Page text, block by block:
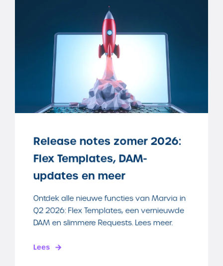
Release notes zomer 2026:
Flex Templates, DAM-
updates en meer
Ontdek alle nieuwe functies van Marvia in
Q2 2026: Flex Templates, een vernieuwde
DAM en slimmere Requests. Lees meer.
Lees